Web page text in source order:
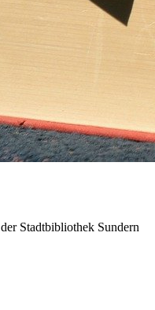
Stadtbibliothek Sundern